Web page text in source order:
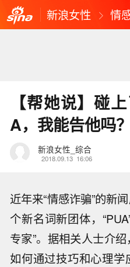
新浪女性 情
【帮她说】碰
A，我能告他吗？
新浪女性_综合
2018.09.13 16:06
近年来“情感诈骗”的新
个新名词新团体，
专家”。据相关人士介
如何通过技巧和心理